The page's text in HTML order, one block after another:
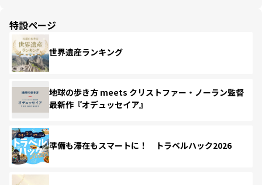
特設ページ
世界遺産ランキング
地球の歩き方 meets クリストファー・ノーラン監督
最新作『オデュッセイア』
準備も滞在もスマートに！ トラベルハック2026